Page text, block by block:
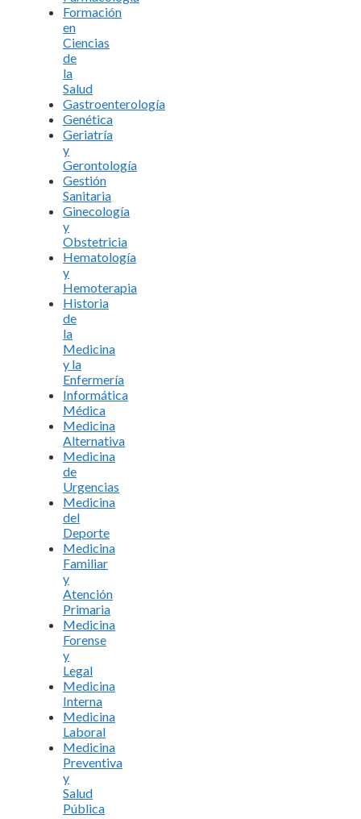
Formación
en
Ciencias
de
la
Salud
Gastroenterología
Genética
Geriatría
y
Gerontología
Gestión
Sanitaria
Ginecología
y
Obstetricia
Hematología
y
Hemoterapia
Historia
de
la
Medicina
y la
Enfermería
Informática
Médica
Medicina
Alternativa
Medicina
de
Urgencias
Medicina
del
Deporte
Medicina
Familiar
y
Atención
Primaria
Medicina
Forense
y
Legal
Medicina
Interna
Medicina
Laboral
Medicina
Preventiva
y
Salud
Pública